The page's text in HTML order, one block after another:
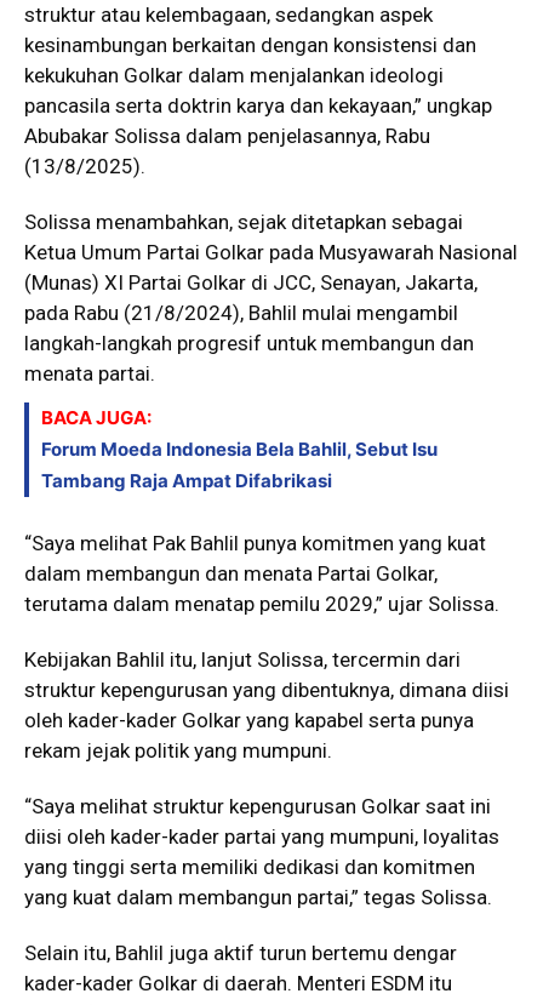
struktur atau kelembagaan, sedangkan aspek
kesinambungan berkaitan dengan konsistensi dan
kekukuhan Golkar dalam menjalankan ideologi
pancasila serta doktrin karya dan kekayaan,” ungkap
Abubakar Solissa dalam penjelasannya, Rabu
(13/8/2025).
Solissa menambahkan, sejak ditetapkan sebagai
Ketua Umum Partai Golkar pada Musyawarah Nasional
(Munas) XI Partai Golkar di JCC, Senayan, Jakarta,
pada Rabu (21/8/2024), Bahlil mulai mengambil
langkah-langkah progresif untuk membangun dan
menata partai.
BACA JUGA:
Forum Moeda Indonesia Bela Bahlil, Sebut Isu
Tambang Raja Ampat Difabrikasi
“Saya melihat Pak Bahlil punya komitmen yang kuat
dalam membangun dan menata Partai Golkar,
terutama dalam menatap pemilu 2029,” ujar Solissa.
Kebijakan Bahlil itu, lanjut Solissa, tercermin dari
struktur kepengurusan yang dibentuknya, dimana diisi
oleh kader-kader Golkar yang kapabel serta punya
rekam jejak politik yang mumpuni.
“Saya melihat struktur kepengurusan Golkar saat ini
diisi oleh kader-kader partai yang mumpuni, loyalitas
yang tinggi serta memiliki dedikasi dan komitmen
yang kuat dalam membangun partai,” tegas Solissa.
Selain itu, Bahlil juga aktif turun bertemu dengar
kader-kader Golkar di daerah. Menteri ESDM itu